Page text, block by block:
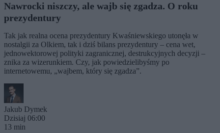
Nawrocki niszczy, ale wajb się zgadza. O roku
prezydentury
Tak jak realna ocena prezydentury Kwaśniewskiego utonęła w
nostalgii za Olkiem, tak i dziś bilans prezydentury – cena wet,
jednowektorowej polityki zagranicznej, destrukcyjnych decyzji –
znika za wizerunkiem. Czy, jak powiedzielibyśmy po
internetowemu, „wajbem, który się zgadza”.
Jakub Dymek
Dzisiaj 06:00
13 min